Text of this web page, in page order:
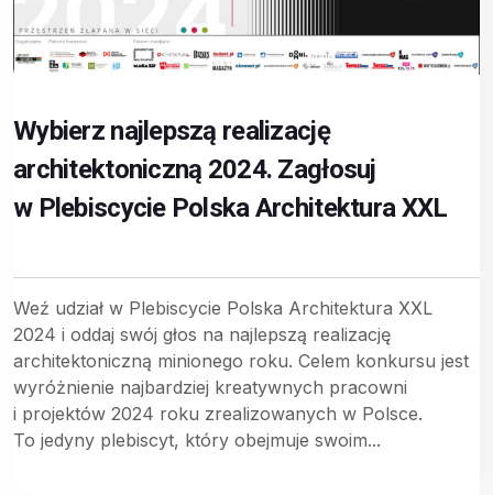
Wybierz najlepszą realizację
architektoniczną 2024. Zagłosuj
w Plebiscycie Polska Architektura XXL
Weź udział w Plebiscycie Polska Architektura XXL
2024 i oddaj swój głos na najlepszą realizację
architektoniczną minionego roku. Celem konkursu jest
wyróżnienie najbardziej kreatywnych pracowni
i projektów 2024 roku zrealizowanych w Polsce.
To jedyny plebiscyt, który obejmuje swoim...